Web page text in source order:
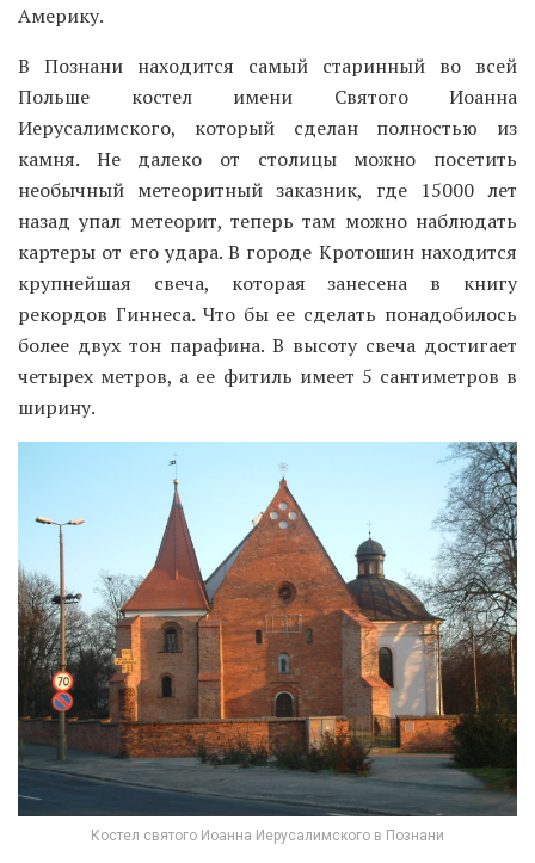
Америку.
В Познани находится самый старинный во всей
Польше костел имени Святого Иоанна
Иерусалимского, который сделан полностью из
камня. Не далеко от столицы можно посетить
необычный метеоритный заказник, где 15000 лет
назад упал метеорит, теперь там можно наблюдать
картеры от его удара. В городе Кротошин находится
крупнейшая свеча, которая занесена в книгу
рекордов Гиннеса. Что бы ее сделать понадобилось
более двух тон парафина. В высоту свеча достигает
четырех метров, а ее фитиль имеет 5 сантиметров в
ширину.
Костел святого Иоанна Иерусалимского в Познани